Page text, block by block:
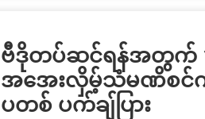
ဗီဒိုတပ်ဆင်ရန်အတွက်
အအေးလှိမ့်သံမဏိစင်
ပတစ် ပက်ချ်ပြား